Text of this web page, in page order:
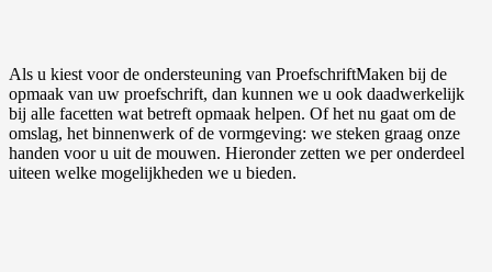
Als u kiest voor de ondersteuning van ProefschriftMaken bij de
opmaak van uw proefschrift, dan kunnen we u ook daadwerkelijk
bij alle facetten wat betreft opmaak helpen. Of het nu gaat om de
omslag, het binnenwerk of de vormgeving: we steken graag onze
handen voor u uit de mouwen. Hieronder zetten we per onderdeel
uiteen welke mogelijkheden we u bieden.